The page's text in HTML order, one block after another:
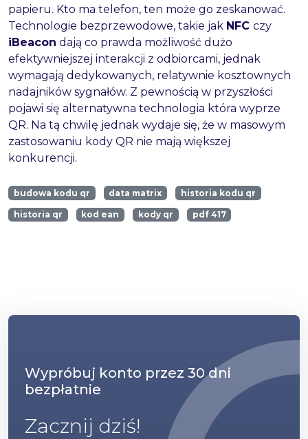
papieru. Kto ma telefon, ten może go zeskanować.
Technologie bezprzewodowe, takie jak NFC czy
iBeacon dają co prawda możliwość dużo
efektywniejszej interakcji z odbiorcami, jednak
wymagają dedykowanych, relatywnie kosztownych
nadajników sygnałów. Z pewnością w przyszłości
pojawi się alternatywna technologia która wyprze
QR. Na tą chwilę jednak wydaje się, że w masowym
zastosowaniu kody QR nie mają większej
konkurencji.
budowa kodu qr data matrix historia kodu qr
historia qr kod ean kody qr pdf 417
Wypróbuj konto przez 30 dni
bezpłatnie
Zacznij dziś!